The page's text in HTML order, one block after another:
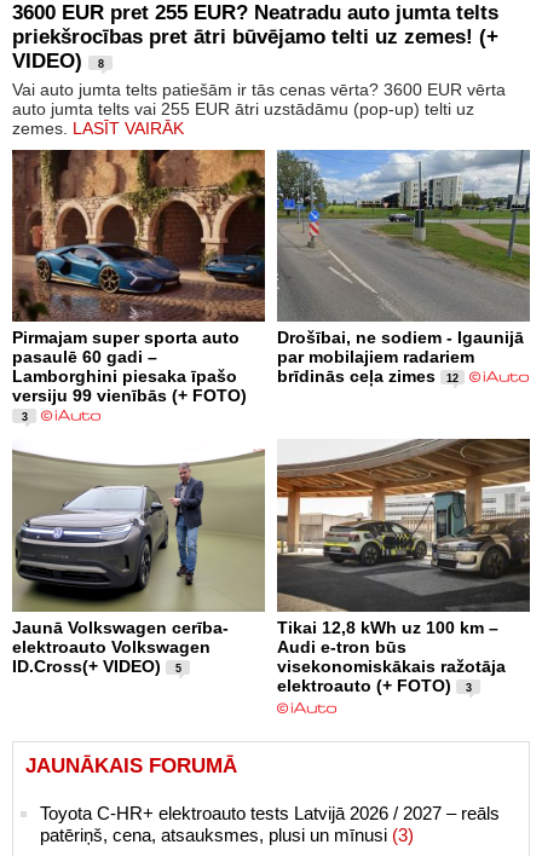
3600 EUR pret 255 EUR? Neatradu auto jumta telts
priekšrocības pret ātri būvējamo telti uz zemes! (+
VIDEO)
8
Vai auto jumta telts patiešām ir tās cenas vērta? 3600 EUR vērta
auto jumta telts vai 255 EUR ātri uzstādāmu (pop-up) telti uz
zemes. LASĪT VAIRĀK
Pirmajam super sporta auto
pasaulē 60 gadi –
Lamborghini piesaka īpašo
versiju 99 vienībās (+ FOTO)
3
Drošībai, ne sodiem - Igaunijā
par mobilajiem radariem
brīdinās ceļa zimes
12
Jaunā Volkswagen cerība-
elektroauto Volkswagen
ID.Cross(+ VIDEO)
5
Tikai 12,8 kWh uz 100 km –
Audi e-tron būs
visekonomiskākais ražotāja
elektroauto (+ FOTO)
3
JAUNĀKAIS FORUMĀ
Toyota C-HR+ elektroauto tests Latvijā 2026 / 2027 – reāls
patēriņš, cena, atsauksmes, plusi un mīnusi (3)